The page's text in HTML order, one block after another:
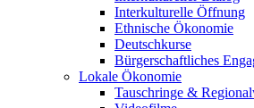
Interkulturelle Öffnung
Ethnische Ökonomie
Deutschkurse
Bürgerschaftliches
Lokale Ökonomie
Tauschringe &